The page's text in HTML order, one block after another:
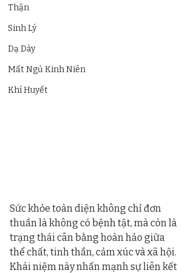
Thận
Sinh Lý
Dạ Dày
Mất Ngủ Kinh Niên
Khí Huyết
Sức khỏe toàn diện không chỉ đơn
thuần là không có bệnh tật, mà còn là
trạng thái cân bằng hoàn hảo giữa
thể chất, tinh thần, cảm xúc và xã hội.
Khái niệm này nhấn mạnh sự liên kết